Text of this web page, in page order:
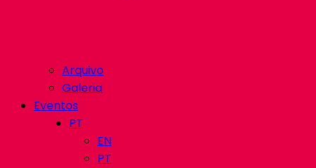
Arquivo
Galeria
Eventos
PT
EN
PT